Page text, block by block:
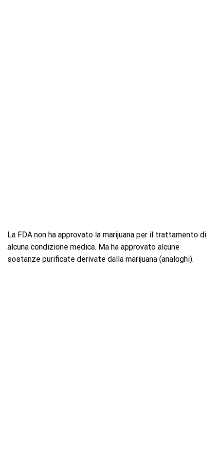
La FDA non ha approvato la marijuana per il trattamento di
alcuna condizione medica. Ma ha approvato alcune
sostanze purificate derivate dalla marijuana (analoghi).